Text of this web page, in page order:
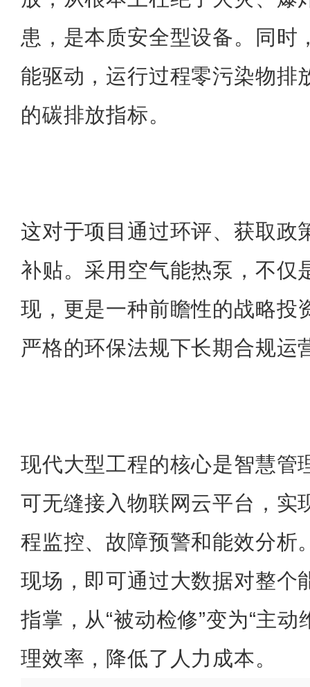
患，是本质安全型设备。同时
能驱动，运行过程零污染物排
的碳排放指标。
这对于项目通过环评、获取政
补贴。 采用空气能热泵，不仅
现，更是一种前瞻性的战略投
严格的环保法规下长期合规运
现代大型工程的核心是智慧管
可无缝接入物联网云平台，实
程监控、故障预警和能效分析
现场，即可通过大数据对整个
指掌，从“被动检修”变为“主
理效率，降低了人力成本。